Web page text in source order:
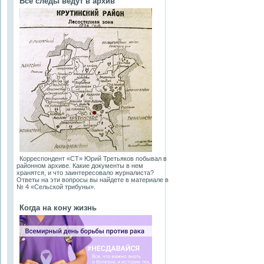
Корреспондент «СТ» Юрий Третьяков побывал в
районном архиве. Какие документы в нем
хранятся, и что заинтересовало журналиста?
Ответы на эти вопросы вы найдете в материале в
№ 4 «Сельской трибуны».
Когда на кону жизнь